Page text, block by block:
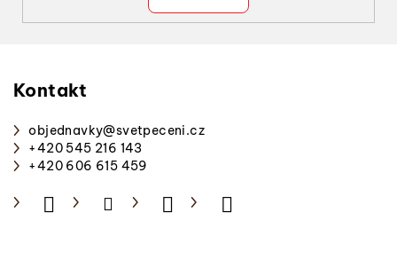
Kontakt
objednavky@svetpeceni.cz
+420 545 216 143
+420 606 615 459